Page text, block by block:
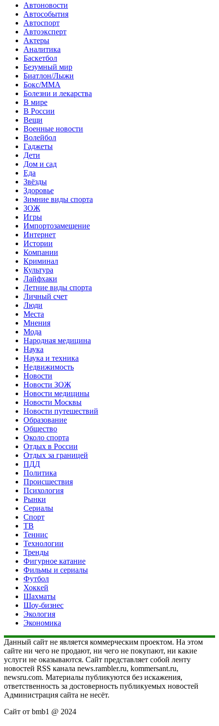
Автоновости
Автособытия
Автоспорт
Автоэксперт
Актеры
Аналитика
Баскетбол
Безумный мир
Биатлон/Лыжи
Бокс/MMA
Болезни и лекарства
В мире
В России
Вещи
Военные новости
Волейбол
Гаджеты
Дети
Дом и сад
Еда
Звёзды
Здоровье
Зимние виды спорта
ЗОЖ
Игры
Импортозамещение
Интернет
Истории
Компании
Криминал
Культура
Лайфхаки
Летние виды спорта
Личный счет
Люди
Места
Мнения
Мода
Народная медицина
Наука
Наука и техника
Недвижимость
Новости
Новости ЗОЖ
Новости медицины
Новости Москвы
Новости путешествий
Образование
Общество
Около спорта
Отдых в России
Отдых за границей
ПДД
Политика
Происшествия
Психология
Рынки
Сериалы
Спорт
ТВ
Теннис
Технологии
Тренды
Фигурное катание
Фильмы и сериалы
Футбол
Хоккей
Шахматы
Шоу-бизнес
Экология
Экономика
Данный сайт не является коммерческим проектом. На этом
сайте ни чего не продают, ни чего не покупают, ни какие
услуги не оказываются. Сайт представляет собой ленту
новостей RSS канала news.rambler.ru, kommersant.ru,
newsru.com. Материалы публикуются без искажения,
ответственность за достоверность публикуемых новостей
Администрация сайта не несёт.
Сайт от bmb1 @ 2024